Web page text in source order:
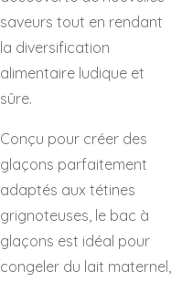
saveurs tout en rendant
la diversification
alimentaire ludique et
sûre.
Conçu pour créer des
glaçons parfaitement
adaptés aux tétines
grignoteuses, le bac à
glaçons est idéal pour
congeler du lait maternel,